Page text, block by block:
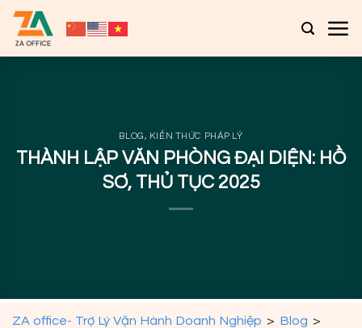
Bỏ
qua
BLOG, KIẾN THỨC PHÁP LÝ
THÀNH LẬP VĂN PHÒNG ĐẠI DIỆN: HỒ
SƠ, THỦ TỤC 2025
ZA office- Trợ Lý Vận Hành Doanh Nghiệp > Blog >